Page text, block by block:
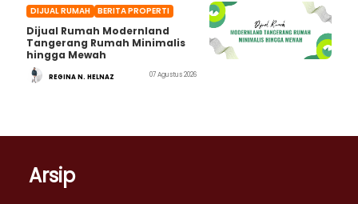
DIJUAL RUMAH BERITA PROPERTI
Dijual Rumah Modernland
Tangerang Rumah Minimalis
hingga Mewah
REGINA N. HELNAZ 07 Agustus 2026
Arsip